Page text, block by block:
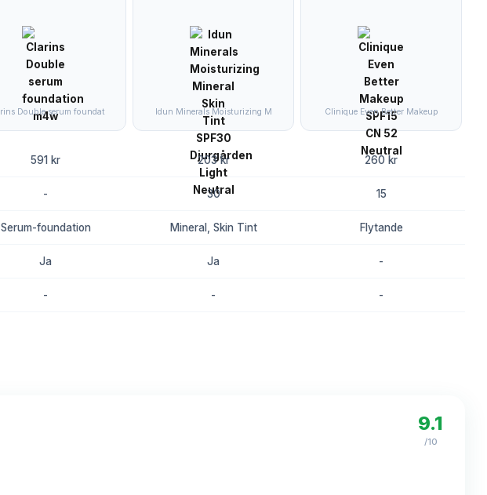
Double serum foundat Idun Minerals Moisturizing M Clinique Even Better Makeup
591 kr 203 kr 260 kr
- 30 15
Serum-foundation Mineral, Skin Tint Flytande
Ja Ja -
- - -
9.1
/10